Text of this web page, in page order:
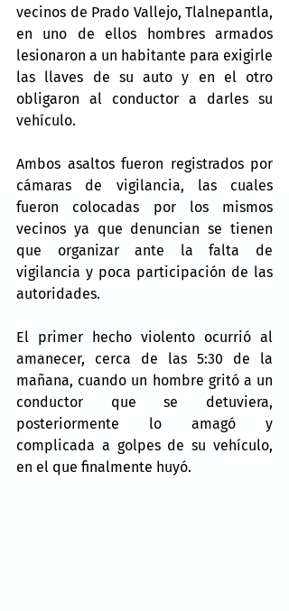
vecinos de Prado Vallejo, Tlalnepantla,
en uno de ellos hombres armados
lesionaron a un habitante para exigirle
las llaves de su auto y en el otro
obligaron al conductor a darles su
vehículo.
Ambos asaltos fueron registrados por
cámaras de vigilancia, las cuales
fueron colocadas por los mismos
vecinos ya que denuncian se tienen
que organizar ante la falta de
vigilancia y poca participación de las
autoridades.
El primer hecho violento ocurrió al
amanecer, cerca de las 5:30 de la
mañana, cuando un hombre gritó a un
conductor que se detuviera,
posteriormente lo amagó y
complicada a golpes de su vehículo,
en el que finalmente huyó.